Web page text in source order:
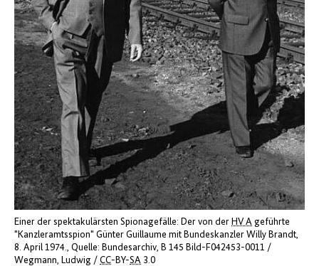
Einer der spektakulärsten Spionagefälle: Der von der HV A geführte
"Kanzleramtsspion" Günter Guillaume mit Bundeskanzler Willy Brandt,
8. April 1974.
Quelle: Bundesarchiv, B 145 Bild-F042453-0011 /
Wegmann, Ludwig / CC-BY-SA 3.0